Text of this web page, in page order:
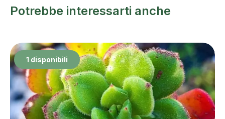
Potrebbe interessarti anche
1 disponibili